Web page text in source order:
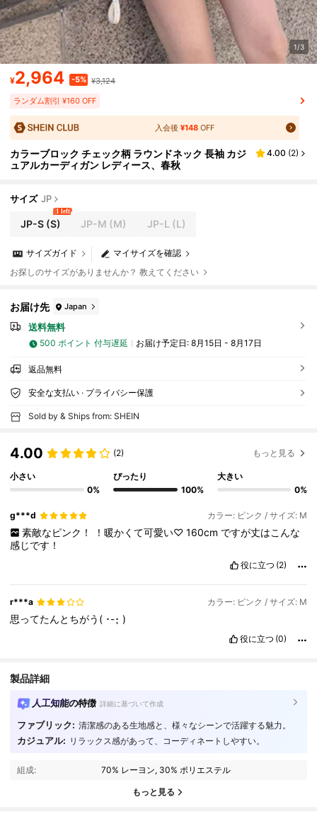
1/3
¥2,964 -5% ¥3,124
ランダム割引 ¥160 OFF
入会後 ¥148OFF
カラーブロック チェック柄 ラウンドネック 長袖 カジ
ュアルカーディガン レディース、春秋
4.00 (2)
サイズ JP
JP-S(S)
1 left
JP-M (M) JP-L (L)
マイサイズを確認
サイズガイド
お探しのサイズがありませんか？ 教えてください
お届け先 Japan
送料無料
500 ポイント 付与遅延 お届け予定日: 8月15日 - 8月17日
返品無料
安全な支払い · プライバシー保護
Sold by & Ships from: SHEIN
4.00 (2) もっと見る
小さい
0%
ぴったり
100%
大きい
0%
g***d カラー: ピンク / サイズ: M
素敵なピンク！ ！暖かくて可愛い♡ 160cm ですが丈はこんな
感じです！
役に立つ (2)
r***a カラー: ピンク / サイズ: M
思ってたんとちがう( ･-･̥)
役に立つ (0)
製品詳細
人工知能の特徴 詳細に基づいて作成
ファブリック: 清潔感のある生地感と、様々なシーンで活躍する魅力。
カジュアル: リラックス感があって、コーディネートしやすい。
組成: 70% レーヨン, 30% ポリエステル
もっと見る
4.87 85K フォロワー
85K フォロワー